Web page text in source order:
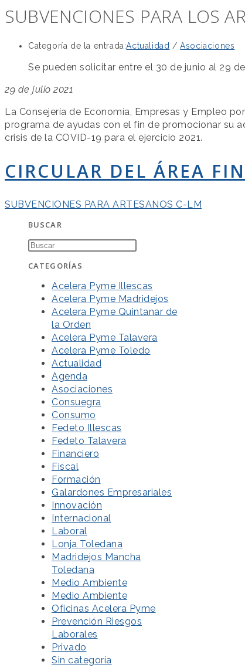
SUBVENCIONES PARA LOS
Categoría de la entrada:Actualidad / Asociaciones
Se pueden solicitar entre el 30 de junio al 29
29 de julio 2021
La Consejería de Economía, Empresas y Empleo
programa de ayudas con el fin de promocionar su
crisis de la COVID-19 para el ejercicio 2021.
CIRCULAR DEL ÁREA
SUBVENCIONES PARA ARTESANOS C-LM
BUSCAR
CATEGORÍAS
Acelera Pyme Illescas
Acelera Pyme Madridejos
Acelera Pyme Quintanar de
la Orden
Acelera Pyme Talavera
Acelera Pyme Toledo
Actualidad
Agenda
Asociaciones
Consuegra
Consumo
Fedeto Illescas
Fedeto Talavera
Financiero
Fiscal
Formación
Galardones Empresariales
Innovación
Internacional
Laboral
Lonja Toledana
Madridejos Mancha
Toledana
Medio Ambiente
Medio Ambiente
Oficinas Acelera Pyme
Prevención Riesgos
Laborales
Privado
Sin categoría